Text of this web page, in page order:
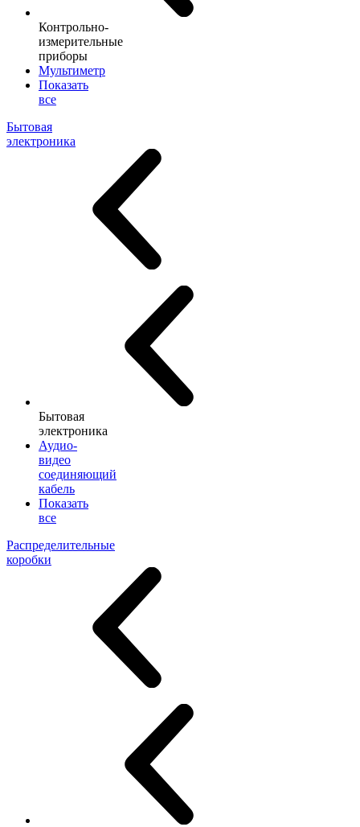
Контрольно-
измерительные
приборы
Мультиметр
Показать
все
Бытовая
электроника
Бытовая
электроника
Аудио-
видео
соединяющий
кабель
Показать
все
Распределительные
коробки